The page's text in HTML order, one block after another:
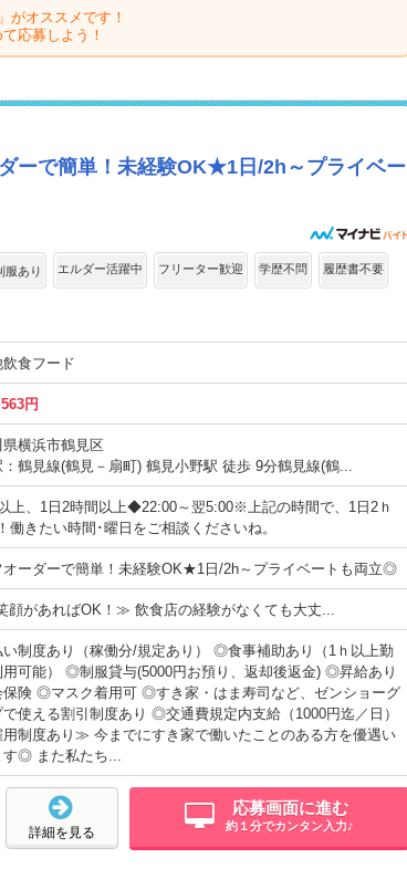
」がオススメです！
応募しよう！
ーで簡単！未経験OK★1日/2h～プライベー
服あり エルダー活躍中 フリーター歓迎 学歴不問 履歴書不要
飲食フード
円
県横浜市鶴見区
：鶴見線(鶴見－扇町) 鶴見小野駅 徒歩 9分鶴見線(鶴...
上、1日2時間以上◆22:00～翌5:00※上記の時間で、1日2ｈ
働きたい時間･曜日をご相談くださいね。
オーダーで簡単！未経験OK★1日/2h～プライベートも両立◎
があればOK！≫ 飲食店の経験がなくても大丈...
制度あり（稼働分/規定あり） ◎食事補助あり（1ｈ以上勤
用可能） ◎制服貸与(5000円お預り、返却後返金) ◎昇給あり
険 ◎マスク着用可 ◎すき家・はま寿司など、ゼンショーグ
で使える割引制度あり ◎交通費規定内支給（1000円迄／日）
制度あり≫ 今までにすき家で働いたことのある方を優遇い
す◎ また私たち...
応募画面に進む
約１分でカンタン入力♪
詳細を見る